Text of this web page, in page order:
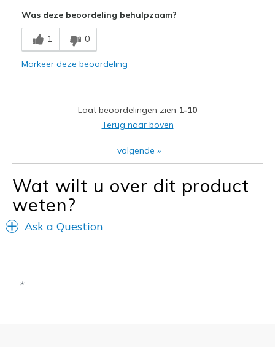
Minpunten
Too narrow
Beste toepassingen
Feels too narrow
Feels true to size
View On Shoes
I'm Really Into Shoes
Was deze beoordeling behulpzaam?
1 0
Markeer deze beoordeling
Laat beoordelingen zien 1-10
Terug naar boven
volgende »
Wat wilt u over dit product
weten?
Ask a Question